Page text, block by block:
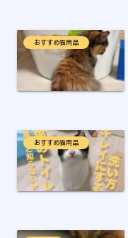
おすすめ猫用品
おすすめ猫用品